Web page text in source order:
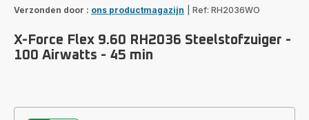
Verzonden door : ons productmagazijn Ref: RH2036WO
X-Force Flex 9.60 RH2036 Steelstofzuiger -
100 Airwatts - 45 min